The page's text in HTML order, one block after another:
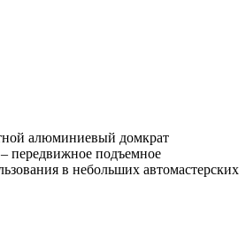
алюминиевый домкрат
передвижное подъемное
в небольших автомастерских